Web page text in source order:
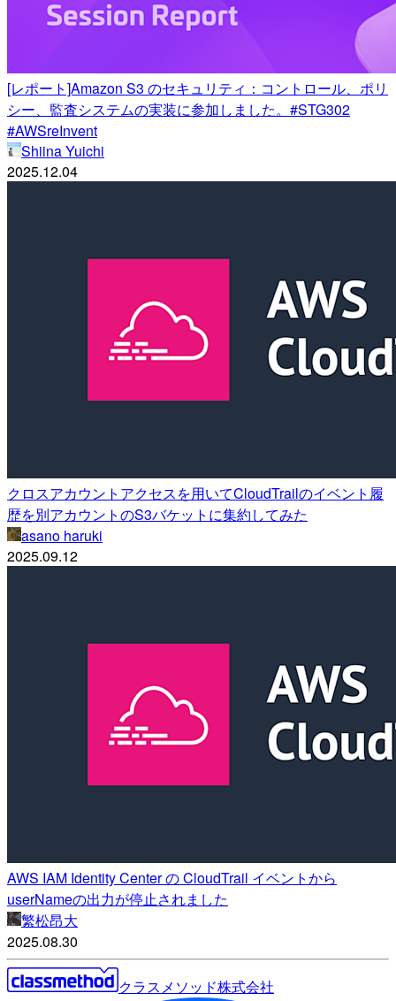
[レポート]Amazon S3 のセキュリティ：コントロール、ポリ
シー、監査システムの実装に参加しました。#STG302
#AWSreInvent
Shiina Yuichi
2025.12.04
クロスアカウントアクセスを用いてCloudTrailのイベント履
歴を別アカウントのS3バケットに集約してみた
asano haruki
2025.09.12
AWS IAM Identity Center の CloudTrail イベントから
userNameの出力が停止されました
繁松昂大
2025.08.30
クラスメソッド株式会社